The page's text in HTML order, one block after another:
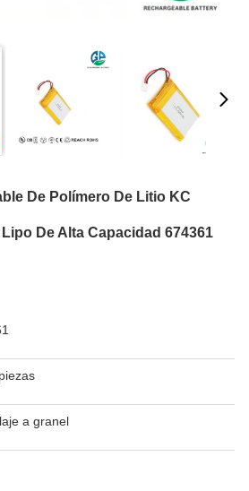
De Polímero De Litio KC
De Alta Capacidad 674361
a granel